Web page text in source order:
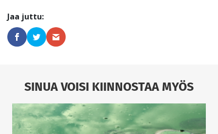
SINUA VOISI KIINNOSTAA MYÖS